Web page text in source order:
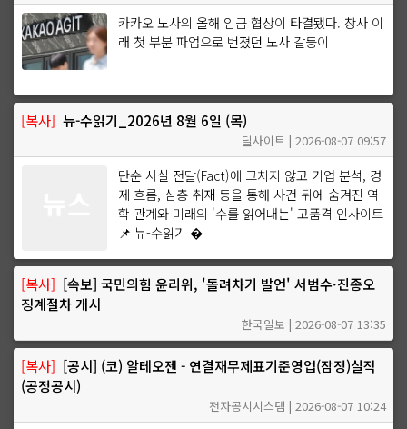
카카오 노사의 올해 임금 협상이 타결됐다. 창사 이
래 첫 부분 파업으로 번졌던 노사 갈등이
[복사] 뉴-수읽기_2026년 8월 6일 (목)
딜사이트 | 2026-08-07 09:57
단순 사실 전달(Fact)에 그치지 않고 기업 분석, 경
제 흐름, 심층 취재 등을 통해 사건 뒤에 숨겨진 역
학 관계와 미래의 '수를 읽어내는' 고품격 인사이트
📌 뉴-수읽기 �
[복사] [속보] 국민의힘 윤리위, '돌려차기 발언' 서범수·진종오
징계절차 개시
한국일보 | 2026-08-07 13:35
[복사] [공시] (코) 알테오젠 - 연결재무제표기준영업(잠정)실적
(공정공시)
전자공시시스템 | 2026-08-07 10:24